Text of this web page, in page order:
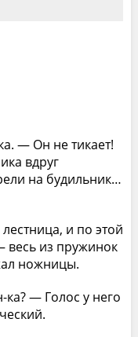
— Он не тикает!
вдруг
на будильник…
и по этой
весь из пружинок
ножницы.
— Голос у него